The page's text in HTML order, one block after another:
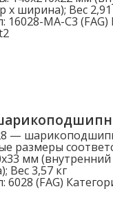
x ширина); Вес 2,91
16028-MA-C3 (FAG)
—
размеры
мм
Вес 3,57 кг
6028 (FAG)